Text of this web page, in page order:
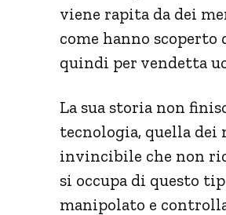
viene rapita da dei
come hanno
quindi per vendetta
La sua storia non
tecnologia, quella dei
invincibile che non
si occupa di questo
manipolato e